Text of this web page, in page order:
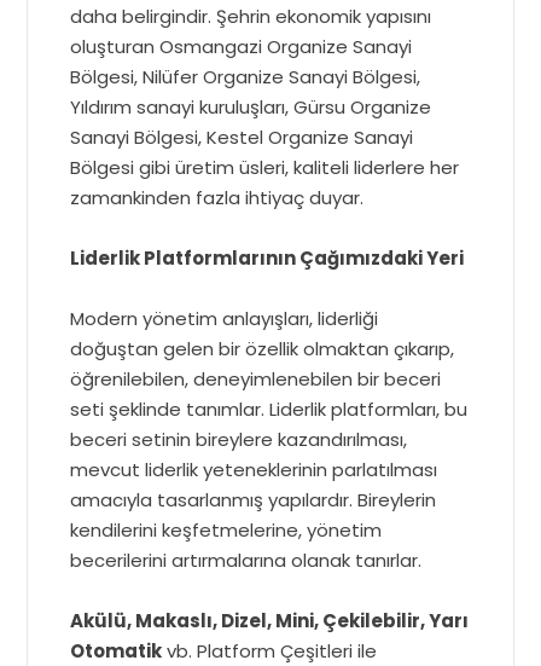
daha belirgindir. Şehrin ekonomik yapısını
oluşturan Osmangazi Organize Sanayi
Bölgesi, Nilüfer Organize Sanayi Bölgesi,
Yıldırım sanayi kuruluşları, Gürsu Organize
Sanayi Bölgesi, Kestel Organize Sanayi
Bölgesi gibi üretim üsleri, kaliteli liderlere her
zamankinden fazla ihtiyaç duyar.
Liderlik Platformlarının Çağımızdaki Yeri
Modern yönetim anlayışları, liderliği
doğuştan gelen bir özellik olmaktan çıkarıp,
öğrenilebilen, deneyimlenebilen bir beceri
seti şeklinde tanımlar. Liderlik platformları, bu
beceri setinin bireylere kazandırılması,
mevcut liderlik yeteneklerinin parlatılması
amacıyla tasarlanmış yapılardır. Bireylerin
kendilerini keşfetmelerine, yönetim
becerilerini artırmalarına olanak tanırlar.
Akülü, Makaslı, Dizel, Mini, Çekilebilir, Yarı
Otomatikvb. Platform Çeşitleri ile